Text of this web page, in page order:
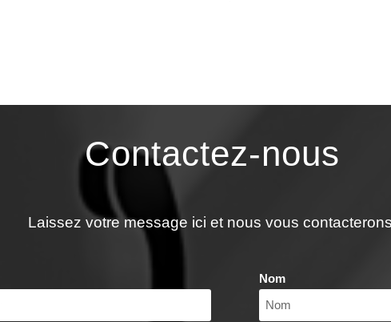
Contactez-nous
Laissez votre message ici et nous vous
Nom